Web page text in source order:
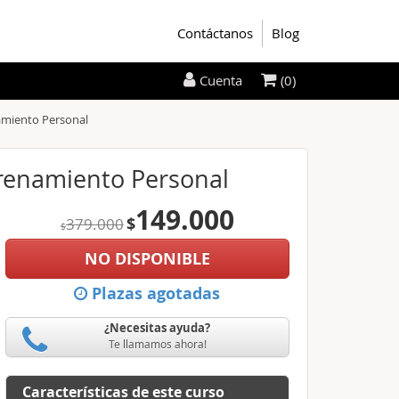
Contáctanos Blog
Personal
Personal
$379.000$149.000
NO DISPONIBLE
Plazas agotadas
¿Necesitas ayuda?
Te llamamos ahora!
Características de este curso
Cuenta (0)